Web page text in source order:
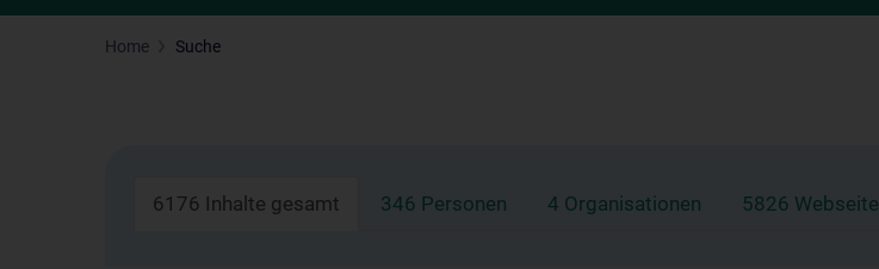
Home Suche
6176 Inhalte gesamt 346 Personen 4 Organisationen 5826